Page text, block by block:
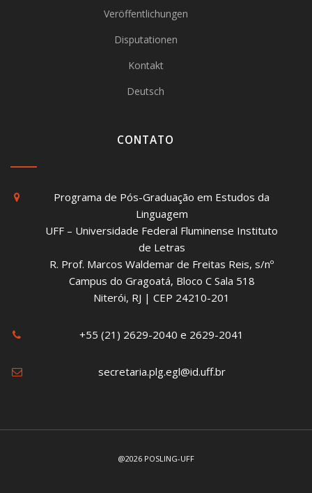
Veröffentlichungen
Disputationen
Kontakt
Deutsch
CONTATO
Programa de Pós-Graduação em Estudos da
Linguagem
UFF – Universidade Federal Fluminense Instituto
de Letras
R. Prof. Marcos Waldemar de Freitas Reis, s/nº
Campus do Gragoatá, Bloco C Sala 518
Niterói, RJ | CEP 24210-201
+55 (21) 2629-2040 e 2629-2041
secretaria.plg.egl@id.uff.br
@2026 POSLING-UFF